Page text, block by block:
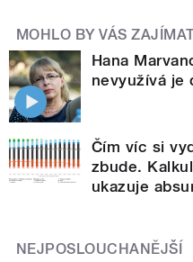
MOHLO BY VÁS
Hana
nevyužívá je
Čím víc si
zbude.
ukazuje
NEJPOSLOUCHANĚJŠÍ